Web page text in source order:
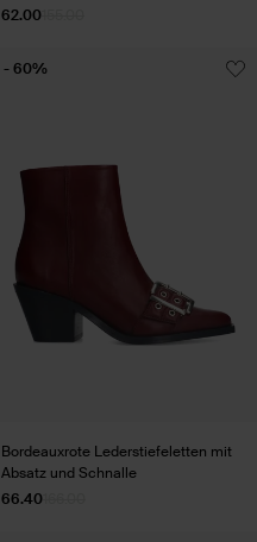
62.00
Bordeauxrote Lederstiefeletten mit
Absatz und Schnalle
66.40
- 60%